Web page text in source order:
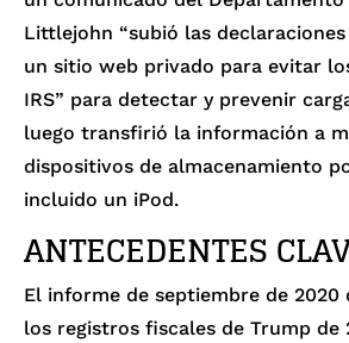
Littlejohn “subió las
un sitio web privado para evitar
IRS” para detectar y prevenir
luego transfirió la información a
dispositivos de almacenamiento
incluido un iPod.
ANTECEDENTES
El informe de septiembre de 2020
los registros fiscales de Trump de